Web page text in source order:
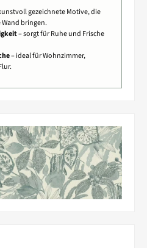
gezeichnete Motive, die
bringen.
– sorgt für Ruhe und Frische
– ideal für Wohnzimmer,